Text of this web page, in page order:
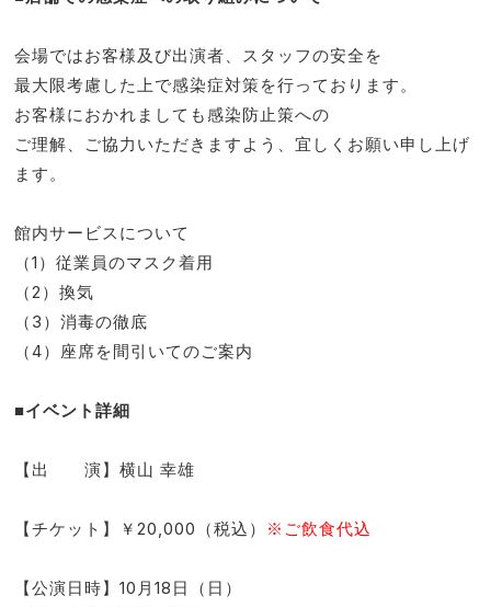
会場ではお客様及び出演者、スタッフの安全を
最大限考慮した上で感染症対策を行っております。
お客様におかれましても感染防止策への
ご理解、ご協力いただきますよう、宜しくお願い申し上げ
ます。
館内サービスについて
（1）従業員のマスク着用
（2）換気
（3）消毒の徹底
（4）座席を間引いてのご案内
■イベント詳細
【出 演】横山 幸雄
【チケット】￥20,000（税込） ※ご飲食代込
【公演日時】10月18日（日）